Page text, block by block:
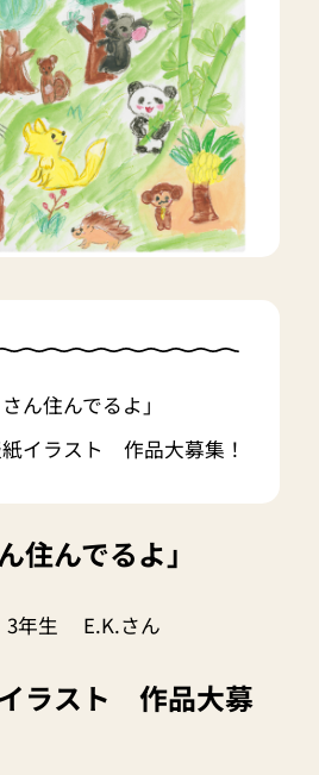
ん住んでるよ」
イラスト 作品大募集！
住んでるよ」
3年生 E.K.さん
ラスト 作品大募